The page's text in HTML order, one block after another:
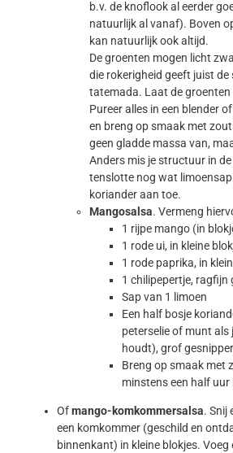
b.v. de knoflook al eerder
natuurlijk al vanaf). Boven
kan natuurlijk ook altijd.
De groenten mogen licht
die rokerigheid geeft juist de
tatemada. Laat de
Pureer alles in een blender
en breng op smaak met
geen gladde massa van,
Anders mis je structuur in
tenslotte nog wat
koriander aan toe.
Mangosalsa. Vermeng
1 rijpe mango (in
1 rode ui, in kleine
1 rode paprika, in
1 chilipepertje, ragfijn
Sap van 1 limoen
Een half bosje
peterselie of munt als
houdt), grof
Breng op smaak met
minstens een half uur
Ofmango-komkommersalsa. Snij
een komkommer (geschild en
binnenkant) in kleine blokjes. Voeg